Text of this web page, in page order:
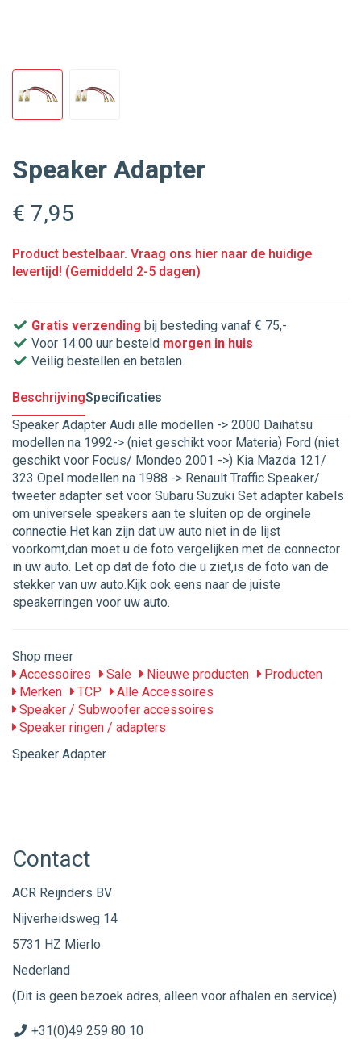
Speaker Adapter
€ 7,95
Product bestelbaar. Vraag ons hier naar de huidige
levertijd! (Gemiddeld 2-5 dagen)
Gratis verzending bij besteding vanaf € 75,-
Voor 14:00 uur besteld morgen in huis
Veilig bestellen en betalen
BeschrijvingSpecificaties
Speaker Adapter Audi alle modellen -> 2000 Daihatsu
modellen na 1992-> (niet geschikt voor Materia) Ford (niet
geschikt voor Focus/ Mondeo 2001 ->) Kia Mazda 121/
323 Opel modellen na 1988 -> Renault Traffic Speaker/
tweeter adapter set voor Subaru Suzuki Set adapter kabels
om universele speakers aan te sluiten op de orginele
connectie.Het kan zijn dat uw auto niet in de lijst
voorkomt,dan moet u de foto vergelijken met de connector
in uw auto. Let op dat de foto die u ziet,is de foto van de
stekker van uw auto.Kijk ook eens naar de juiste
speakerringen voor uw auto.
Shop meer
Accessoires
Sale Nieuwe producten
Producten
Merken
TCP
Alle Accessoires
Speaker / Subwoofer accessoires
Speaker ringen / adapters
Speaker Adapter
Contact
ACR Reijnders BV
Nijverheidsweg 14
5731 HZ Mierlo
Nederland
(Dit is geen bezoek adres, alleen voor afhalen en service)
+31(0)49 259 80 10